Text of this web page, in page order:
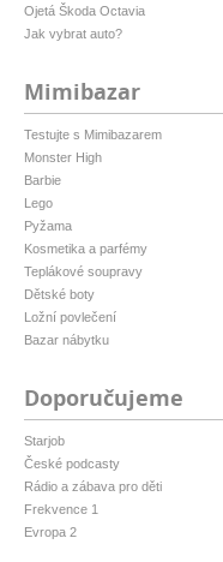
Ojetá Škoda Octavia
Jak vybrat auto?
Mimibazar
Testujte s Mimibazarem
Monster High
Barbie
Lego
Pyžama
Kosmetika a parfémy
Teplákové soupravy
Dětské boty
Ložní povlečení
Bazar nábytku
Doporučujeme
Starjob
České podcasty
Rádio a zábava pro děti
Frekvence 1
Evropa 2